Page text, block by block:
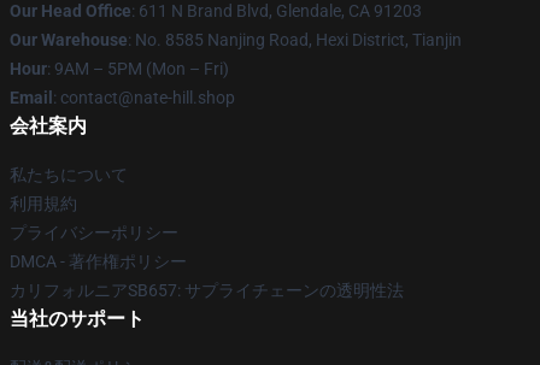
Our Head Office: 611 N Brand Blvd, Glendale, CA 91203
Our Warehouse: No. 8585 Nanjing Road, Hexi District, Tianjin
Hour: 9AM – 5PM (Mon – Fri)
Email : contact@nate-hill.shop
会社案内
私たちについて
利用規約
プライバシーポリシー
DMCA - 著作権ポリシー
カリフォルニアSB657: サプライチェーンの透明性法
当社のサポート